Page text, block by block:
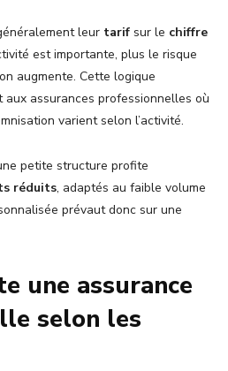
leur tarif sur le chiffre
est importante, plus le risque
augmente. Cette logique
aux assurances professionnelles où
varient selon l’activité.
petite structure profite
réduits, adaptés au faible volume
prévaut donc sur une
une assurance
selon les